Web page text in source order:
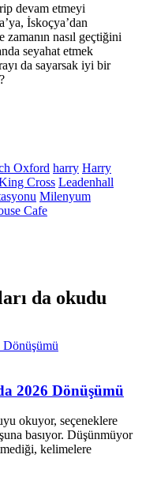
devam etmeyi
İskoçya’dan
zamanın nasıl geçtiğini
seyahat etmek
da sayarsak iyi bir
Oxford harry Harry
Cross Leadenhall
Milenyum
Cafe
da okudu
2026 Dönüşümü
okuyor, seçeneklere
basıyor. Düşünmüyor
kelimelere